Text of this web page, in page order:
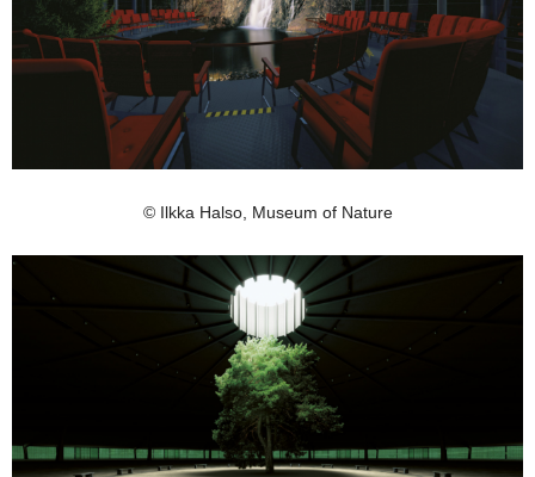
© Ilkka Halso, Museum of Nature